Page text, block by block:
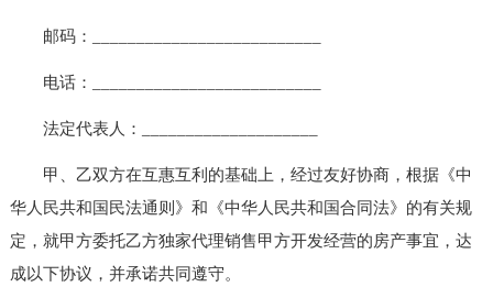
邮码：__________________________
电话：__________________________
法定代表人：____________________
甲、乙双方在互惠互利的基础上，经过友好协商，根据《中
华人民共和国民法通则》和《中华人民共和国合同法》的有关规
定，就甲方委托乙方独家代理销售甲方开发经营的房产事宜，达
成以下协议，并承诺共同遵守。